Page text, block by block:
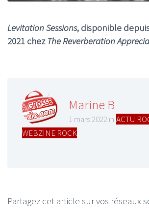
Levitation Sessions, disponible
2021 chez The Reverberation
Marine B
1 mars 2022 in ACTU
WEBZINE ROCK
Partagez cet article sur vos réseaux